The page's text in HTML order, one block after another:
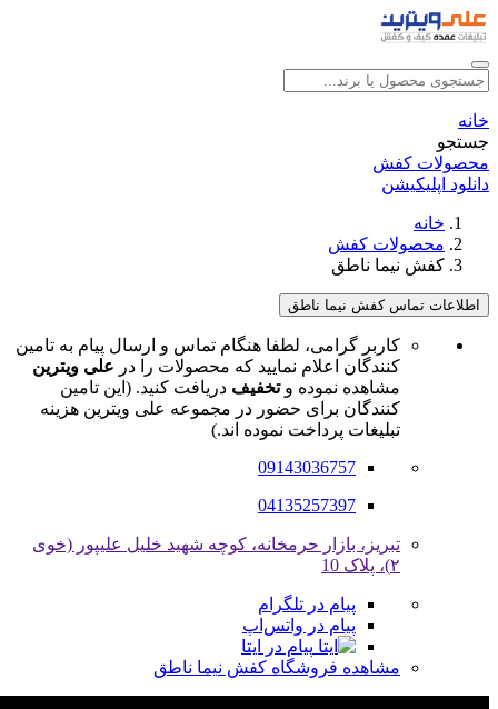
خانه
جستجو
محصولات کفش
دانلود اپلیکیشن
خانه
محصولات کفش
کفش نیما ناطق
اطلاعات تماس کفش نیما ناطق
کاربر گرامی، لطفا هنگام تماس و ارسال پیام به تامین
کنندگان اعلام نمایید که محصولات را در علی ویترین
مشاهده نموده وتخفیف دریافت کنید. (این تامین
کنندگان برای حضور در مجموعه علی ویترین هزینه
تبلیغات پرداخت نموده اند.)
09143036757
04135257397
تبریز، بازار حرمخانه، کوچه شهید خلیل علیپور (خوی
۲)، پلاک 10
پیام در تلگرام
پیام در واتس‌اپ
پیام در ایتا
مشاهده فروشگاه کفش نیما ناطق